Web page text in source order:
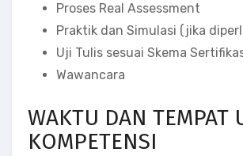
Proses Real Assessment
Praktik dan Simulasi (jika
Uji Tulis sesuai Skema
Wawancara
WAKTU DAN TEMPAT
KOMPETENSI